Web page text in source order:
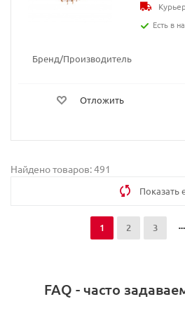
Бренд/Производитель
Отложить
Есть в
Найдено товаров: 491
Показать
1 2 3
FAQ - часто